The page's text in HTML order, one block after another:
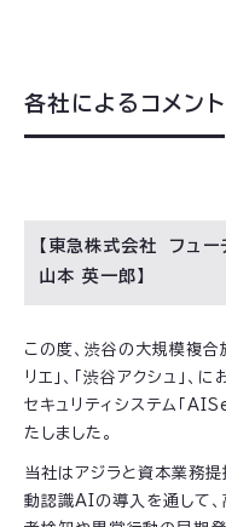
各社によるコメント
【東急株式会社 フュ
山本 英一郎】
この度、渋谷の大規模複合
リエ」、「渋谷アクシュ」
セキュリティシステム「
たしました。
当社はアジラと資本業務
動認識AIの導入を通して